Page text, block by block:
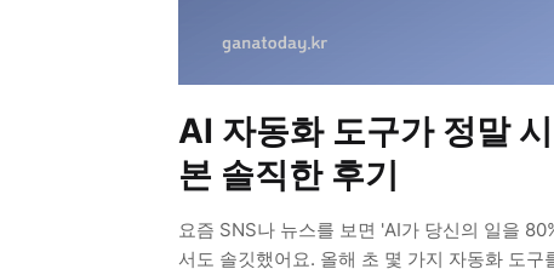
AI 자동화 도구가 정말
본 솔직한 후기
요즘 SNS나 뉴스를 보면 'AI가 당신의 일을
서도 솔깃했어요. 올해 초 몇 가지 자동화 도